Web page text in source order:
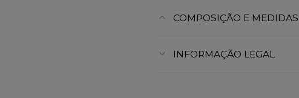
COMPOSIÇÃO E MEDIDAS
INFORMAÇÃO LEGAL